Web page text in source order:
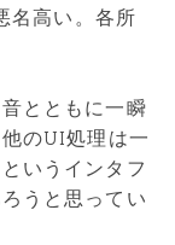
名高い。各所
とともに一瞬
のUI処理は一
いうインタフ
うと思ってい